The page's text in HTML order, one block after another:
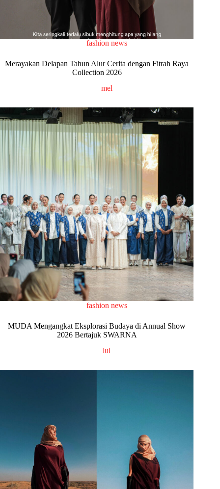
fashion news
Merayakan Delapan Tahun Alur Cerita dengan Fitrah Raya
Collection 2026
mel
fashion news
MUDA Mengangkat Eksplorasi Budaya di Annual Show
2026 Bertajuk SWARNA
lul